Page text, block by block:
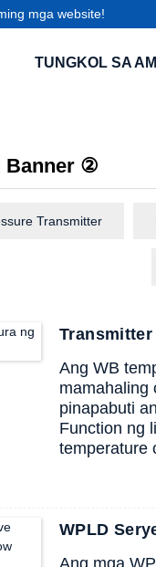
mga website!
TUNGKOL SA
Banner ②
Transmitter
Transmitter
Ang WB
mamahaling
pinapabuti
Function ng
temperature
WPLD
Ang mga